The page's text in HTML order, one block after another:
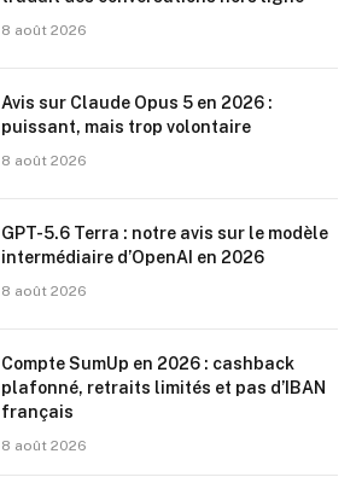
8 août 2026
Avis sur Claude Opus 5 en 2026 :
puissant, mais trop volontaire
8 août 2026
GPT-5.6 Terra : notre avis sur le modèle
intermédiaire d’OpenAI en 2026
8 août 2026
Compte SumUp en 2026 : cashback
plafonné, retraits limités et pas d’IBAN
français
8 août 2026